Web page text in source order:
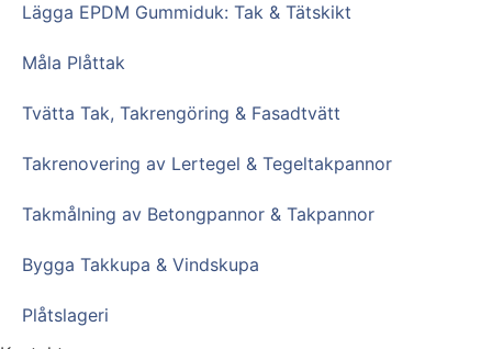
Lägga EPDM Gummiduk: Tak & Tätskikt
Måla Plåttak
Tvätta Tak, Takrengöring & Fasadtvätt
Takrenovering av Lertegel & Tegeltakpannor
Takmålning av Betongpannor & Takpannor
Bygga Takkupa & Vindskupa
Plåtslageri